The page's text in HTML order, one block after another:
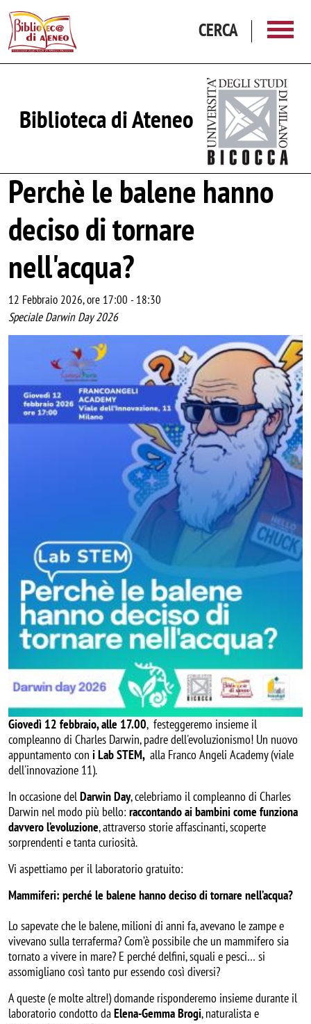
CERCA
Biblioteca di Ateneo
Perchè le balene hanno
deciso di tornare
nell'acqua?
12 Febbraio 2026, ore 17:00 -18:30
Speciale Darwin Day 2026
Giovedì 12 febbraio, alle 17.00, festeggeremo insieme il
compleanno di Charles Darwin, padre dell'evoluzionismo! Un nuovo
appuntamento con i Lab STEM, alla Franco Angeli Academy (viale
dell'innovazione 11).
In occasione delDarwin Day, celebriamo il compleanno di Charles
Darwin nel modo più bello: raccontando ai bambini come funziona
davvero l’evoluzione, attraverso storie affascinanti, scoperte
sorprendenti e tanta curiosità.
Vi aspettiamo per il laboratorio gratuito:
Mammiferi: perché le balene hanno deciso di tornare nell’acqua?
Lo sapevate che le balene, milioni di anni fa, avevano le zampe e
vivevano sulla terraferma? Com’è possibile che un mammifero sia
tornato a vivere in mare? E perché delfini, squali e pesci… si
assomigliano così tanto pur essendo così diversi?
A queste (e molte altre!) domande risponderemo insieme durante il
laboratorio condotto daElena-Gemma Brogi, naturalista e